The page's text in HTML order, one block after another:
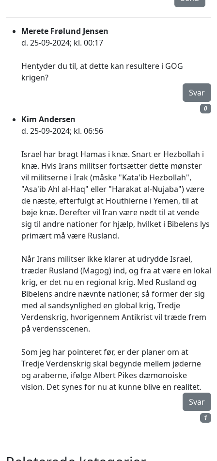
Merete Frølund Jensen
d. 25-09-2024; kl. 00:17
Hentyder du til, at dette kan resultere i GOG
krigen?
Svar
0
Kim Andersen
d. 25-09-2024; kl. 06:56
Israel har bragt Hamas i knæ. Snart er Hezbollah i
knæ. Hvis Irans militser fortsætter dette mønster
vil militserne i Irak (måske "Kata'ib Hezbollah",
"Asa'ib Ahl al-Haq" eller "Harakat al-Nujaba") være
de næste, efterfulgt at Houthierne i Yemen, til at
bøje knæ. Derefter vil Iran være nødt til at vende
sig til andre nationer for hjælp, hvilket i Bibelens lys
primært må være Rusland.
Når Irans militser ikke klarer at udrydde Israel,
træder Rusland (Magog) ind, og fra at være en lokal
krig, er det nu en regional krig. Med Rusland og
Bibelens andre nævnte nationer, så former der sig
med al sandsynlighed en global krig, Tredje
Verdenskrig, hvorigennem Antikrist vil træde frem
på verdensscenen.
Som jeg har pointeret før, er der planer om at
Tredje Verdenskrig skal begynde mellem jøderne
og araberne, ifølge Albert Pikes dæmonoiske
vision. Det synes for nu at kunne blive en realitet.
Svar
1